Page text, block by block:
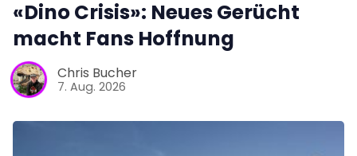
«Dino Crisis»: Neues Gerücht
macht Fans Hoffnung
Chris Bucher
7. Aug. 2026